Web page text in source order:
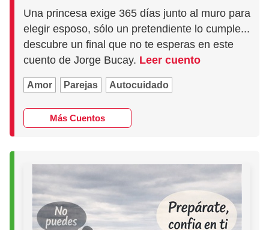
Una princesa exige 365 días junto al muro para
elegir esposo, sólo un pretendiente lo cumple...
descubre un final que no te esperas en este
cuento de Jorge Bucay. Leer cuento
Amor Parejas Autocuidado
Más Cuentos